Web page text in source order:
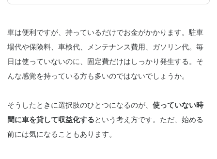
車は便利ですが、持っているだけでお金がかかります。駐車
場代や保険料、車検代、メンテナンス費用、ガソリン代。毎
日は使っていないのに、固定費だけはしっかり発生する。そ
んな感覚を持っている方も多いのではないでしょうか。
そうしたときに選択肢のひとつになるのが、 使っていない時
間に車を貸して収益化する という考え方です。ただ、始める
前には気になることもあります。